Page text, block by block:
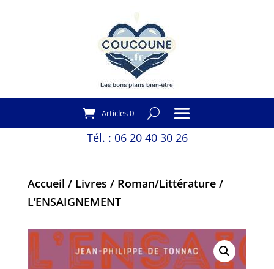
Articles 0
Tél. : 06 20 40 30 26
Accueil / Livres / Roman/Littérature/
L’ENSAIGNEMENT